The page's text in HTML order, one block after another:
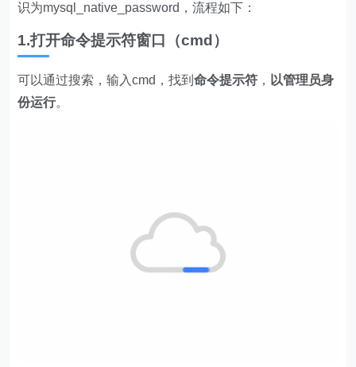
识为mysql_native_password，流程如下：
1.打开命令提示符窗口（cmd）
可以通过搜索，输入cmd，找到命令提示符 ， 以管理员身
份运行。